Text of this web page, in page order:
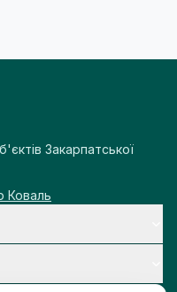
Закарпатської
Коваль